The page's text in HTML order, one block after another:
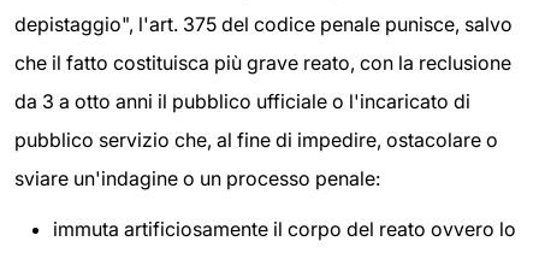
depistaggio", l'art. 375 del codice penale punisce, salvo
che il fatto costituisca più grave reato, con la reclusione
da 3 a otto anni il pubblico ufficiale o l'incaricato di
pubblico servizio che, al fine di impedire, ostacolare o
sviare un'indagine o un processo penale:
immuta artificiosamente il corpo del reato ovvero lo